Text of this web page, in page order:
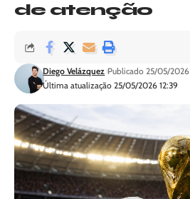
de atenção
Última atualização 25/05/2026 12:39
Diego Velázquez Publicado 25/05/2026